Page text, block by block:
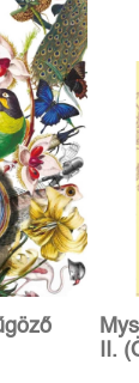
II.